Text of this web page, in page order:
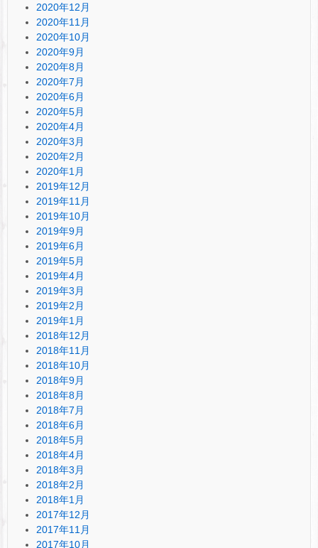
2020年12月
2020年11月
2020年10月
2020年9月
2020年8月
2020年7月
2020年6月
2020年5月
2020年4月
2020年3月
2020年2月
2020年1月
2019年12月
2019年11月
2019年10月
2019年9月
2019年6月
2019年5月
2019年4月
2019年3月
2019年2月
2019年1月
2018年12月
2018年11月
2018年10月
2018年9月
2018年8月
2018年7月
2018年6月
2018年5月
2018年4月
2018年3月
2018年2月
2018年1月
2017年12月
2017年11月
2017年10月